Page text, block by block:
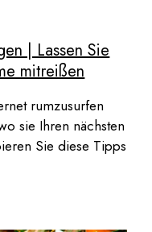
| Lassen Sie
mitreißen
rumzusurfen
sie Ihren nächsten
Sie diese Tipps